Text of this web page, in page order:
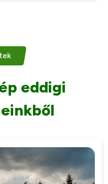
eddigi